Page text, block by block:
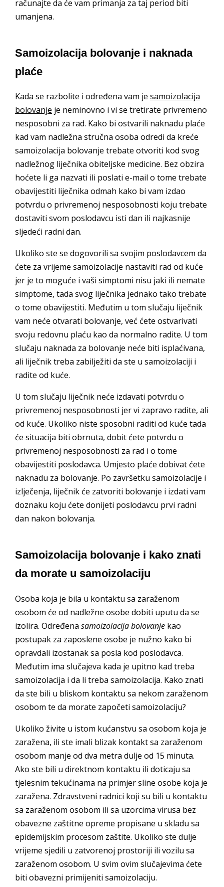
računajte da će vam primanja za taj period biti
umanjena.
Samoizolacija bolovanje i naknada
plaće
Kada se razbolite i određena vam je samoizolacija
bolovanje je neminovno i vi se tretirate privremeno
nesposobni za rad. Kako bi ostvarili naknadu plaće
kad vam nadležna stručna osoba odredi da kreće
samoizolacija bolovanje trebate otvoriti kod svog
nadležnog liječnika obiteljske medicine. Bez obzira
hoćete li ga nazvati ili poslati e-mail o tome trebate
obavijestiti liječnika odmah kako bi vam izdao
potvrdu o privremenoj nesposobnosti koju trebate
dostaviti svom poslodavcu isti dan ili najkasnije
sljedeći radni dan.
Ukoliko ste se dogovorili sa svojim poslodavcem da
ćete za vrijeme samoizolacije nastaviti rad od kuće
jer je to moguće i vaši simptomi nisu jaki ili nemate
simptome, tada svog liječnika jednako tako trebate
o tome obavijestiti. Međutim u tom slučaju liječnik
vam neće otvarati bolovanje, već ćete ostvarivati
svoju redovnu plaću kao da normalno radite. U tom
slučaju naknada za bolovanje neće biti isplaćivana,
ali liječnik treba zabilježiti da ste u samoizolaciji i
radite od kuće.
U tom slučaju liječnik neće izdavati potvrdu o
privremenoj nesposobnosti jer vi zapravo radite, ali
od kuće. Ukoliko niste sposobni raditi od kuće tada
će situacija biti obrnuta, dobit ćete potvrdu o
privremenoj nesposobnosti za rad i o tome
obavijestiti poslodavca. Umjesto plaće dobivat ćete
naknadu za bolovanje. Po završetku samoizolacije i
izlječenja, liječnik će zatvoriti bolovanje i izdati vam
doznaku koju ćete donijeti poslodavcu prvi radni
dan nakon bolovanja.
Samoizolacija bolovanje i kako znati
da morate u samoizolaciju
Osoba koja je bila u kontaktu sa zaraženom
osobom će od nadležne osobe dobiti uputu da se
izolira. Određena samoizolacija bolovanje kao
postupak za zaposlene osobe je nužno kako bi
opravdali izostanak sa posla kod poslodavca.
Međutim ima slučajeva kada je upitno kad treba
samoizolacija i da li treba samoizolacija. Kako znati
da ste bili u bliskom kontaktu sa nekom zaraženom
osobom te da morate započeti samoizolaciju?
Ukoliko živite u istom kućanstvu sa osobom koja je
zaražena, ili ste imali blizak kontakt sa zaraženom
osobom manje od dva metra dulje od 15 minuta.
Ako ste bili u direktnom kontaktu ili doticaju sa
tjelesnim tekućinama na primjer sline osobe koja je
zaražena. Zdravstveni radnici koji su bili u kontaktu
sa zaraženom osobom ili sa uzorcima virusa bez
obavezne zaštitne opreme propisane u skladu sa
epidemijskim procesom zaštite. Ukoliko ste dulje
vrijeme sjedili u zatvorenoj prostoriji ili vozilu sa
zaraženom osobom. U svim ovim slučajevima ćete
biti obavezni primijeniti samoizolaciju.